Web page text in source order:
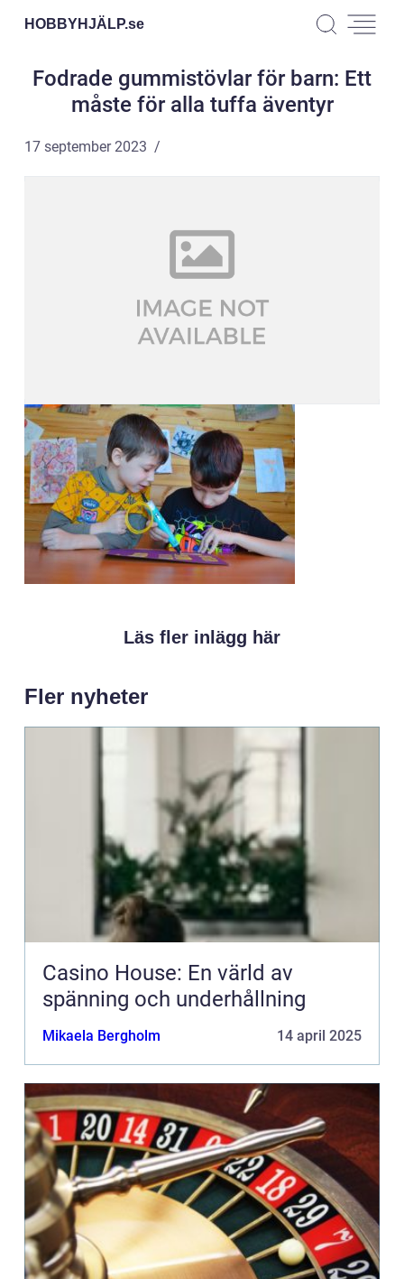
HOBBYHJÄLP.se
Fodrade gummistövlar för barn: Ett
måste för alla tuffa äventyr
17 september 2023
Läs fler inlägg här
Fler nyheter
Casino House: En värld av
spänning och underhållning
Mikaela Bergholm 14 april 2025